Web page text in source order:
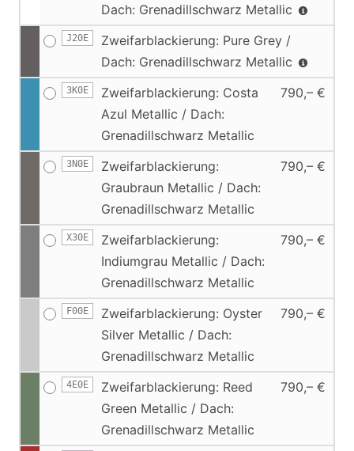
Dach: Grenadillschwarz Metallic
J20E
Zweifarblackierung: Pure Grey /
Dach: Grenadillschwarz Metallic
3K0E
Zweifarblackierung: Costa
Azul Metallic / Dach:
Grenadillschwarz Metallic
790,– €
3N0E
Zweifarblackierung:
Graubraun Metallic / Dach:
Grenadillschwarz Metallic
790,– €
X30E
Zweifarblackierung:
Indiumgrau Metallic / Dach:
Grenadillschwarz Metallic
790,– €
F00E
Zweifarblackierung: Oyster
Silver Metallic / Dach:
Grenadillschwarz Metallic
790,– €
4E0E
Zweifarblackierung: Reed
Green Metallic / Dach:
Grenadillschwarz Metallic
790,– €